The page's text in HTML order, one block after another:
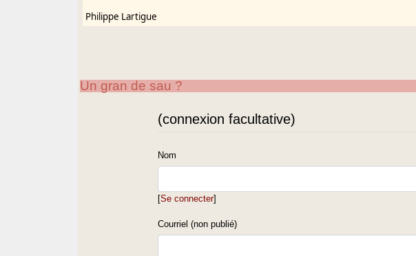
Philippe Lartigue
Un gran de sau ?
(connexion facultative)
Nom
[Se connecter]
Courriel (non publié)